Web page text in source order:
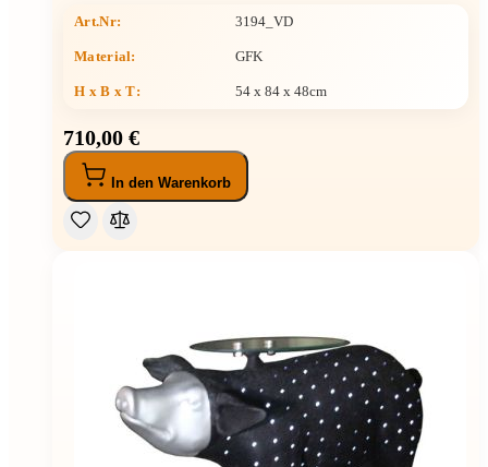
Art.Nr: 3194_VD
Material: GFK
H x B x T: 54 x 84 x 48cm
710,00 €
In den Warenkorb